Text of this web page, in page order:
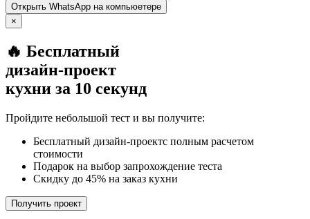
Открыть WhatsApp на компьюетере
×
🔥 Бесплатный
дизайн-проект
кухни за 10 секунд
Пройдите небольшой тест и вы получите:
Бесплатный дизайн-проектс полным расчетом
стоимости
Подарок на выбор запрохождение теста
Скидку до 45% на заказ кухни
Получить проект